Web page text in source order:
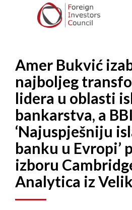
Amer Bukvić
najboljeg
lidera u oblasti
bankarstva, a
‘Najuspješniju
banku u Evropi’
izboru
Analytica iz